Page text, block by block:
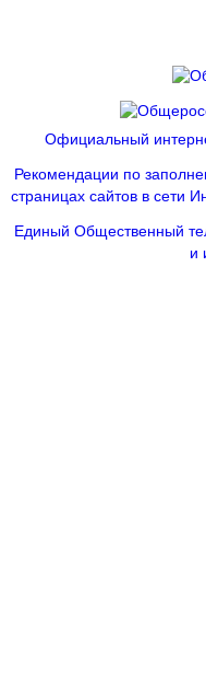
Официальный
Рекомендации по
страницах сайтов в сети
Единый Общественный
и